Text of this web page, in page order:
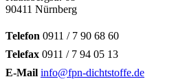
90411 Nürnberg
Telefon 0911 / 7 90 68 60
Telefax 0911 / 7 94 05 13
E-Mail info@fpn-dichtstoffe.de